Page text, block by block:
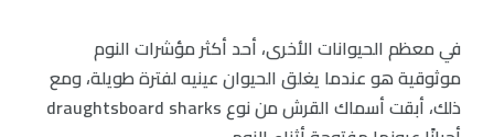
في معظم الحيوانات الأخرى، أحد أكثر مؤشرات النوم
موثوقية هو عندما يغلق الحيوان عينيه لفترة طويلة، ومع
ذلك، أبقت أسماك القرش من نوع draughtsboard sharks